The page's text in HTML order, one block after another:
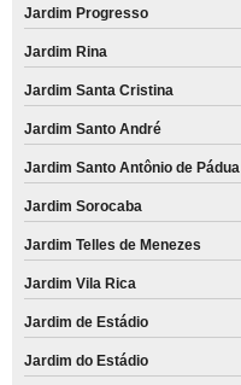
Jardim Progresso
Jardim Rina
Jardim Santa Cristina
Jardim Santo André
Jardim Santo Antônio de Pádua
Jardim Sorocaba
Jardim Telles de Menezes
Jardim Vila Rica
Jardim de Estádio
Jardim do Estádio